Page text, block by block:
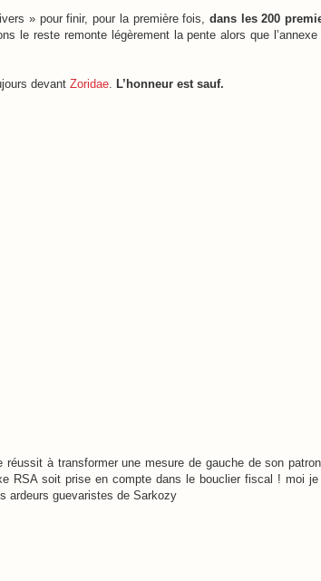
» pour finir, pour la première fois, dans les 200
le reste remonte légèrement la pente alors que l’annexe
devant Zoridae L’honneur est sauf.
à transformer une mesure de gauche de son
RSA soit prise en compte dans le bouclier fiscal ! moi je
ardeurs guevaristes de Sarkozy